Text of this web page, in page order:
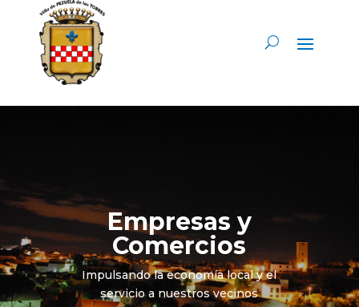
Empresas y
Comercios
Impulsando la economía local y el
servicio a nuestros vecinos